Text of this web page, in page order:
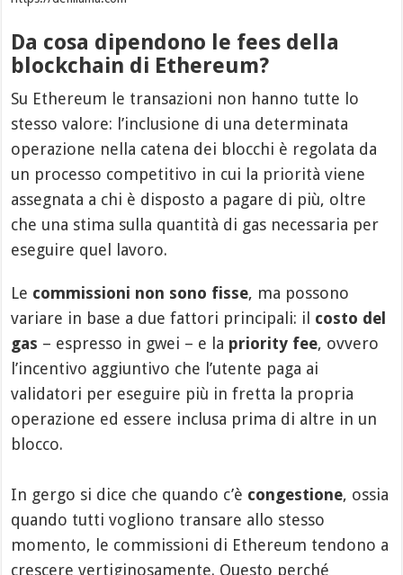
Da cosa dipendono le fees della
blockchain di Ethereum?
Su Ethereum le transazioni non hanno tutte lo
stesso valore: l’inclusione di una determinata
operazione nella catena dei blocchi è regolata da
un processo competitivo in cui la priorità viene
assegnata a chi è disposto a pagare di più, oltre
che una stima sulla quantità di gas necessaria per
eseguire quel lavoro.
Le commissioni non sono fisse, ma possono
variare in base a due fattori principali: il costo del
gas – espresso in gwei – e la priority fee, ovvero
l’incentivo aggiuntivo che l’utente paga ai
validatori per eseguire più in fretta la propria
operazione ed essere inclusa prima di altre in un
blocco.
In gergo si dice che quando c’è congestione, ossia
quando tutti vogliono transare allo stesso
momento, le commissioni di Ethereum tendono a
crescere vertiginosamente. Questo perché